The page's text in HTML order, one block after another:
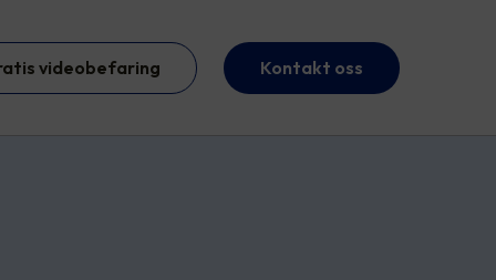
videobefaring Kontakt oss